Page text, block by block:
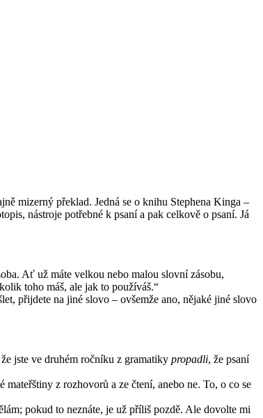
mizerný překlad. Jedná se o knihu Stephena Kinga –
nástroje potřebné k psaní a pak celkově o psaní. Já
Ať už máte velkou nebo malou slovní zásobu,
toho máš, ale jak to používáš.“
přijdete na jiné slovo – ovšemže ano, nějaké jiné slovo
že jste ve druhém ročníku z gramatiky propadli, že psaní
z rozhovorů a ze čtení, anebo ne. To, o co se
pokud to neznáte, je už příliš pozdě. Ale dovolte mi